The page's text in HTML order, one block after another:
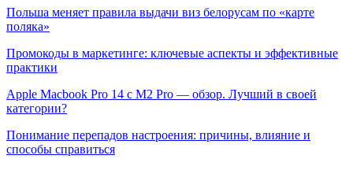
Польша меняет правила выдачи виз белорусам по «карте
поляка»
Промокоды в маркетинге: ключевые аспекты и эффективные
практики
Apple Macbook Pro 14 с M2 Pro — обзор. Лучший в своей
категории?
Понимание перепадов настроения: причины, влияние и
способы справиться